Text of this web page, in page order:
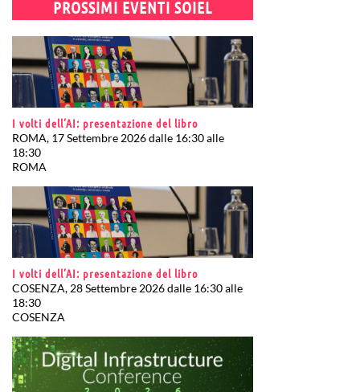
PROSSIMI EVENTI SOIEL
I volti dell’AI: presentazione del libro
ROMA, 17 Settembre 2026 dalle 16:30 alle
18:30
ROMA
I volti dell’AI: presentazione del libro
COSENZA, 28 Settembre 2026 dalle 16:30 alle
18:30
COSENZA